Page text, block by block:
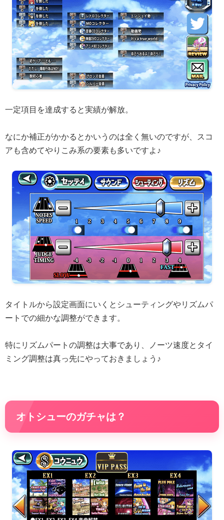
一定項目を達成すると実績が解放。
なにか補正がかかるとかいうのは全く無いのですが、スコ
アも含めてやりこみ系の要素も多いですよ♪
タイトルから設定画面にいくとシューティングやリズムパ
ートでの細かな調整ができます。
特にリズムパートの調整は大事であり、ノーツ速度とタイ
ミング調整は真っ先にやっておきましょう♪
オトシューのガチャは？